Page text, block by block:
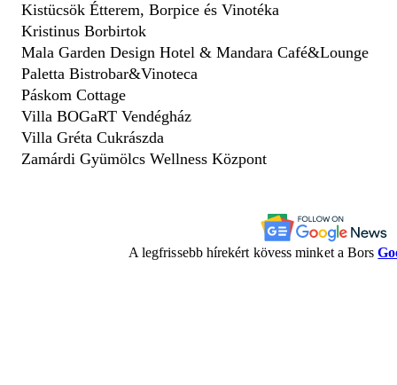
Kistücsök Étterem, Borpice és Vinotéka
Kristinus Borbirtok
Mala Garden Design Hotel & Mandara Café&Lounge
Paletta Bistrobar&Vinoteca
Páskom Cottage
Villa BOGaRT Vendégház
Villa Gréta Cukrászda
Zamárdi Gyümölcs Wellness Központ
A legfrissebb hírekért kövess minket a Bors